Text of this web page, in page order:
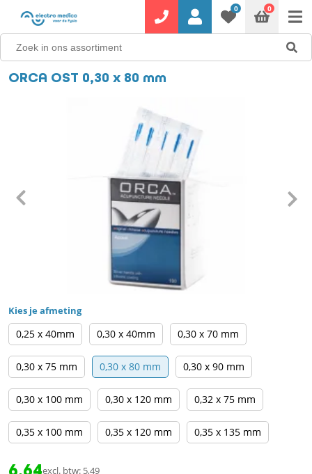
0 0
ORCA OST 0,30 x 80 mm
Kies je afmeting
0,25 x 40mm 0,30 x 40mm 0,30 x 70 mm
0,30 x 75 mm 0,30 x 80 mm 0,30 x 90 mm
0,30 x 100 mm 0,30 x 120 mm 0,32 x 75 mm
0,35 x 100 mm 0,35 x 120 mm 0,35 x 135 mm
excl. btw: 5,49